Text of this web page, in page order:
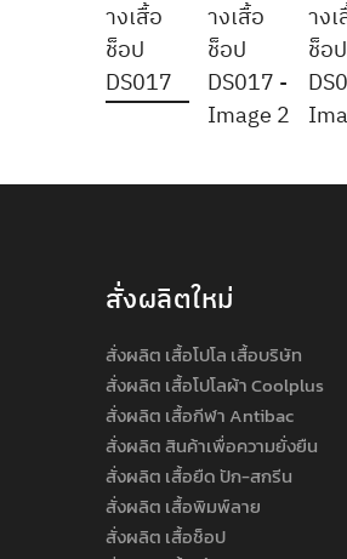
สั่งผลิตใหม่
สั่งผลิต เสื้อโปโล เสื้อบริษัท
สั่งผลิต เสื้อโปโลผ้า Coolplus
สั่งผลิต เสื้อกีฬา Antibac
สั่งผลิต สินค้าเพื่อความยั่งยืน
สั่งผลิต เสื้อยืด ปัก-สกรีน
สั่งผลิต เสื้อพิมพ์ลาย
สั่งผลิต เสื้อช็อป